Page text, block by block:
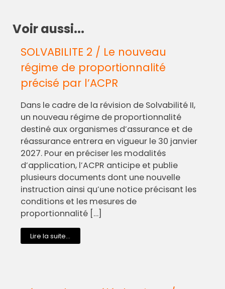
Voir aussi...
SOLVABILITE 2 / Le nouveau
régime de proportionnalité
précisé par l’ACPR
Dans le cadre de la révision de Solvabilité II,
un nouveau régime de proportionnalité
destiné aux organismes d’assurance et de
réassurance entrera en vigueur le 30 janvier
2027. Pour en préciser les modalités
d’application, l’ACPR anticipe et publie
plusieurs documents dont une nouvelle
instruction ainsi qu’une notice précisant les
conditions et les mesures de
proportionnalité […]
Lire la suite...